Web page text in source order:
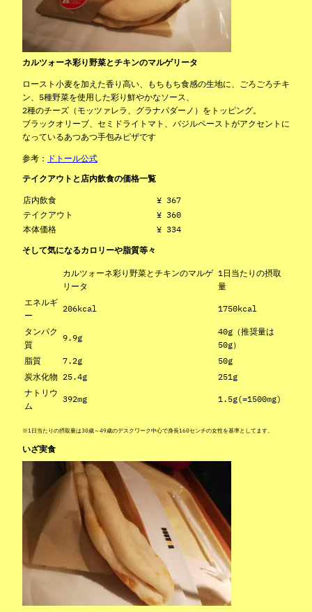
カルツォーネ彩り野菜とチキンのマルゲリータ
ロースト小麦を加えた香り高い、もちもち食感の生地に、ごろごろチキ
ン、5種野菜を使用した彩り鮮やかなソース、
2種のチーズ（モッツァレラ、グラナパダーノ）をトッピング。
ブラックオリーブ、セミドライトマト、バジルペーストがアクセントに
なっているあつあつ手包みピザです
参考： ドトール公式
テイクアウトと店内飲食の価格一覧
店内飲食
¥ 367
テイクアウト
¥ 360
本体価格
¥ 334
そして気になるカロリーや脂質等々
カルツォーネ彩り野菜とチキンのマルゲ
リータ
1日当たりの摂取
量
エネルギ
ー
206kcal 1750kcal
タンパク
質
9.9g
40g（推奨量は
50g）
脂質
7.2g
50g
炭水化物 25.4g
251g
ナトリウ
ム
392mg 1.5g(=1500mg)
※1日当たりの摂取量は30歳～49歳のデスクワーク中心で身長160センチの女性を基準としてます。
いざ実食